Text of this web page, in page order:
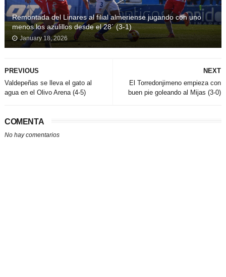
Remontada del Linares al filial almeriense jugando con uno
menos los azulillos desde el 28´ (3-1)
January 18, 2026
NEXT
El Torredonjimeno empieza con
buen pie goleando al Mijas (3-0)
PREVIOUS
Valdepeñas se lleva el gato al
agua en el Olivo Arena (4-5)
COMENTA
No hay comentarios